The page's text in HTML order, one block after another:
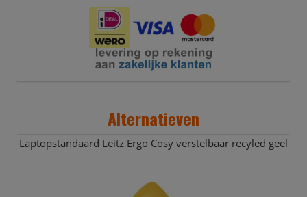
Alternatieven
Laptopstandaard Leitz Ergo Cosy verstelbaar recyled geel